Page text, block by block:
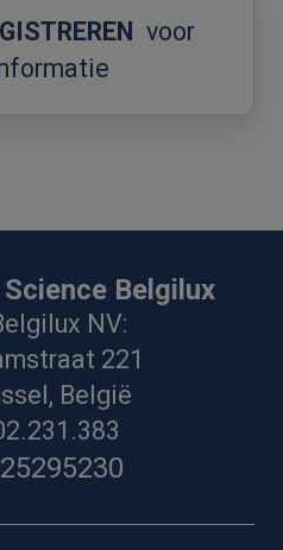
voor
Belgilux
NV:
221
België